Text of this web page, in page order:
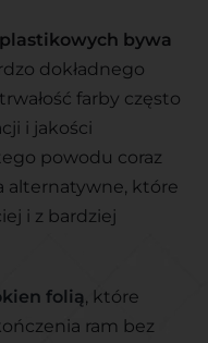
bywa
dokładnego
farby często
i jakości
powodu coraz
alternatywne, które
i z bardziej
folią , które
ram bez